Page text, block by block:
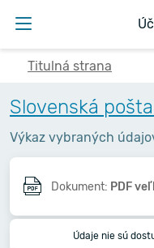
Titulná strana
Slovenská
Výkaz vybraných
Dokument: PDF
Údaje nie sú